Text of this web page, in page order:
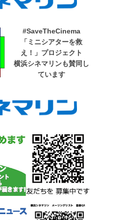
#SaveTheCinema
「ミニシアターを救
え！」プロジェクト
横浜シネマリンも賛同し
ています